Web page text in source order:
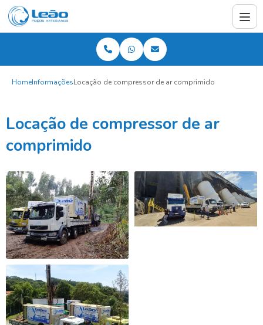
HomeInformaçõesLocação de compressor de ar comprimido
Locação de compressor de ar
comprimido